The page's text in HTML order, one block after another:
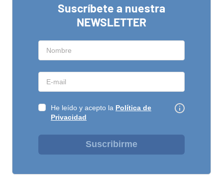
Suscríbete a nuestra
NEWSLETTER
He leído y acepto la Política de
Privacidad
Suscribirme